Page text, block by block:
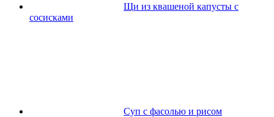
Щи из квашеной капусты с
сосисками
Суп с фасолью и рисом